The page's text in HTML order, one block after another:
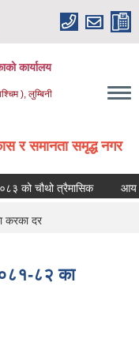
कार्यालय
), लुम्बिनी
र समानता समृद्ध नगर
चौथो त्रैमासिक आय
करका दर
८२ का